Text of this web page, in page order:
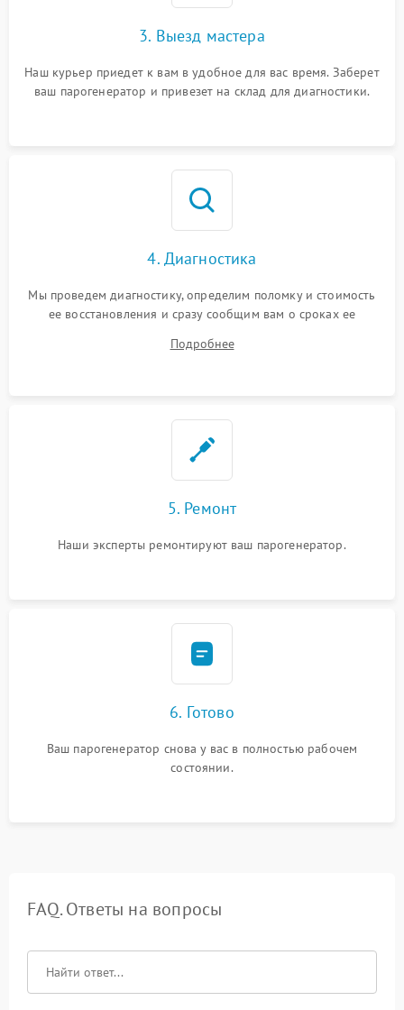
3. Выезд мастера
Наш курьер приедет к вам в удобное для вас время. Заберет
ваш парогенератор и привезет на склад для диагностики.
4. Диагностика
Мы проведем диагностику, определим поломку и стоимость
ее восстановления и сразу сообщим вам о сроках ее
Подробнее
5. Ремонт
Наши эксперты ремонтируют ваш парогенератор.
6. Готово
Ваш парогенератор снова у вас в полностью рабочем
состоянии.
FAQ. Ответы на вопросы